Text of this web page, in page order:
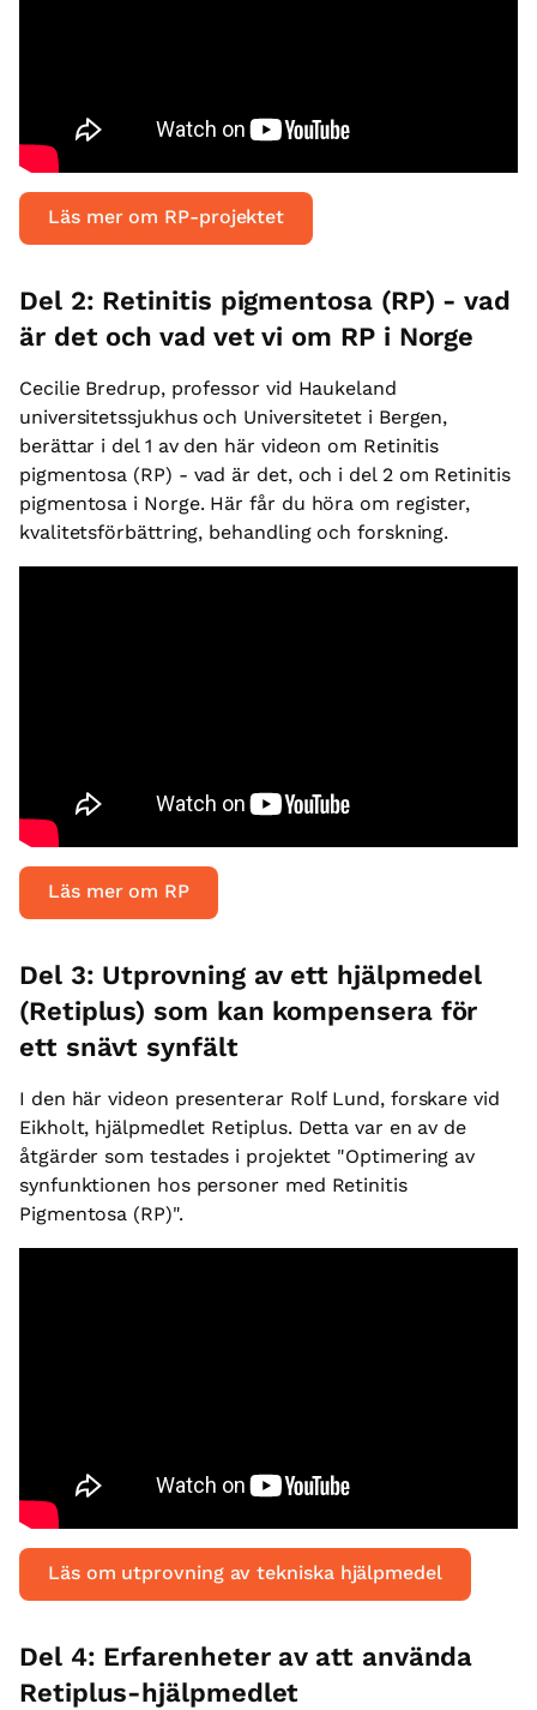
Läs mer om RP-projektet
Del 2: Retinitis pigmentosa (RP) - vad
är det och vad vet vi om RP i Norge
Cecilie Bredrup, professor vid Haukeland
universitetssjukhus och Universitetet i Bergen,
berättar i del 1 av den här videon om Retinitis
pigmentosa (RP) - vad är det, och i del 2 om Retinitis
pigmentosa i Norge. Här får du höra om register,
kvalitetsförbättring, behandling och forskning.
Läs mer om RP
Del 3: Utprovning av ett hjälpmedel
(Retiplus) som kan kompensera för
ett snävt synfält
I den här videon presenterar Rolf Lund, forskare vid
Eikholt, hjälpmedlet Retiplus. Detta var en av de
åtgärder som testades i projektet "Optimering av
synfunktionen hos personer med Retinitis
Pigmentosa (RP)".
Läs om utprovning av tekniska hjälpmedel
Del 4: Erfarenheter av att använda
Retiplus-hjälpmedlet